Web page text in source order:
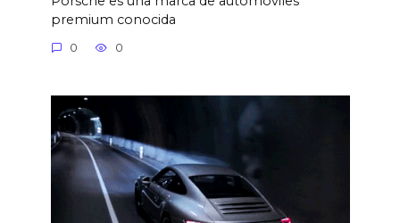
premium conocida
0 0